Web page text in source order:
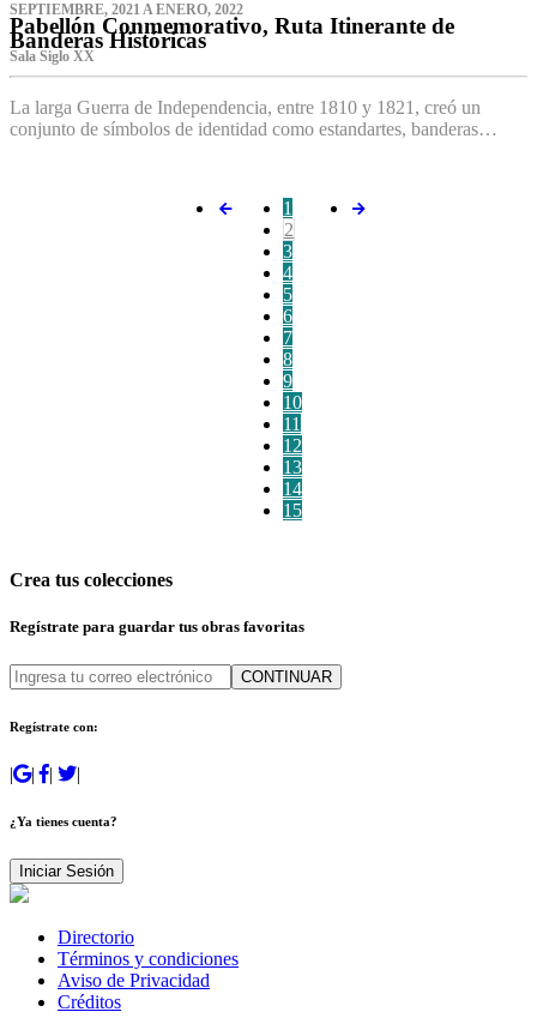
SEPTIEMBRE, 2021 A ENERO, 2022
Pabellón Conmemorativo, Ruta Itinerante de
Banderas Históricas
Sala Siglo XX
La larga Guerra de Independencia, entre 1810 y 1821, creó un
conjunto de símbolos de identidad como estandartes, banderas…
1
2
3
4
5
6
7
8
9
10
11
12
13
14
15
Crea tus colecciones
Regístrate para guardar tus obras favoritas
CONTINUAR
Regístrate con:
| | | |
¿Ya tienes cuenta?
Iniciar Sesión
Directorio
Términos y condiciones
Aviso de Privacidad
Créditos